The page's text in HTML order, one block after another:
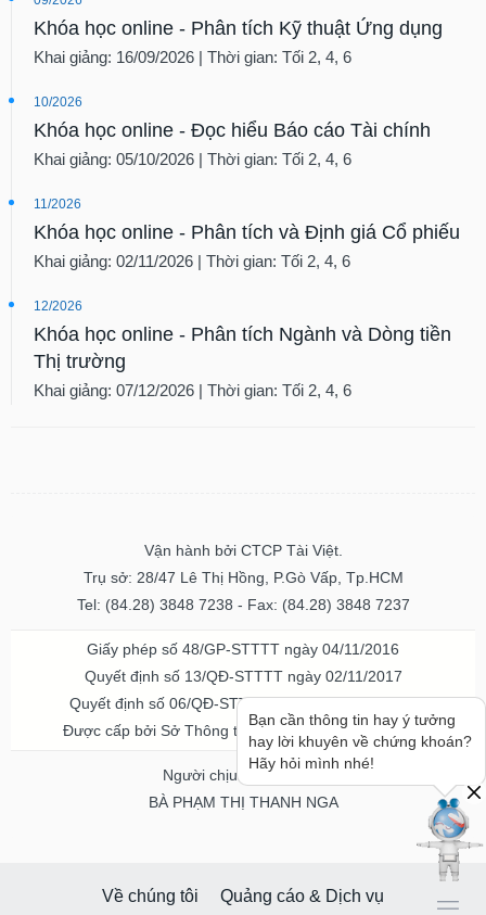
Khóa học online - Phân tích Kỹ thuật Ứng dụng
Khai giảng: 16/09/2026 | Thời gian: Tối 2, 4, 6
10/2026
Khóa học online - Đọc hiểu Báo cáo Tài chính
Khai giảng: 05/10/2026 | Thời gian: Tối 2, 4, 6
11/2026
Khóa học online - Phân tích và Định giá Cổ phiếu
Khai giảng: 02/11/2026 | Thời gian: Tối 2, 4, 6
12/2026
Khóa học online - Phân tích Ngành và Dòng tiền
Thị trường
Khai giảng: 07/12/2026 | Thời gian: Tối 2, 4, 6
Vận hành bởi CTCP Tài Việt.
Trụ sở: 28/47 Lê Thị Hồng, P.Gò Vấp, Tp.HCM
Tel: (84.28) 3848 7238 - Fax: (84.28) 3848 7237
Giấy phép số 48/GP-STTTT ngày 04/11/2016
Quyết định số 13/QĐ-STTTT ngày 02/11/2017
Quyết định số 06/QĐ-STTTT-ICP ngày 20/07/2023
Được cấp bởi Sở Thông tin và Truyền thông TPHCM
Người chịu trách nhiệm
BÀ PHẠM THỊ THANH NGA
Về chúng tôi
Quảng cáo & Dịch vụ
Bạn cần thông tin hay ý tưởng
hay lời khuyên về chứng khoán?
Hãy hỏi mình nhé!